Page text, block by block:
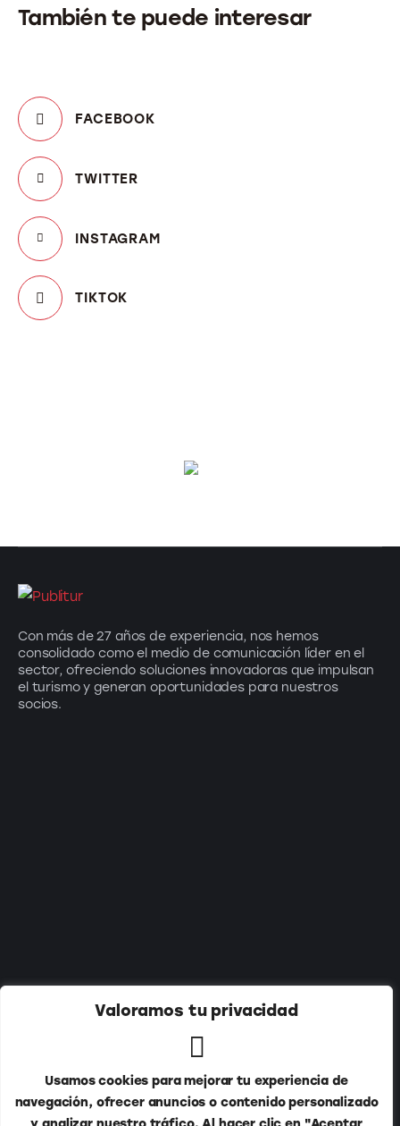
Valoramos tu privacidad
Usamos cookies para mejorar tu experiencia de
navegación, ofrecer anuncios o contenido personalizado
También te puede interesar
FACEBOOK
TWITTER
INSTAGRAM
TIKTOK
Con más de 27 años de experiencia, nos hemos
consolidado como el medio de comunicación líder en el
sector, ofreciendo soluciones innovadoras que impulsan
el turismo y generan oportunidades para nuestros
socios.